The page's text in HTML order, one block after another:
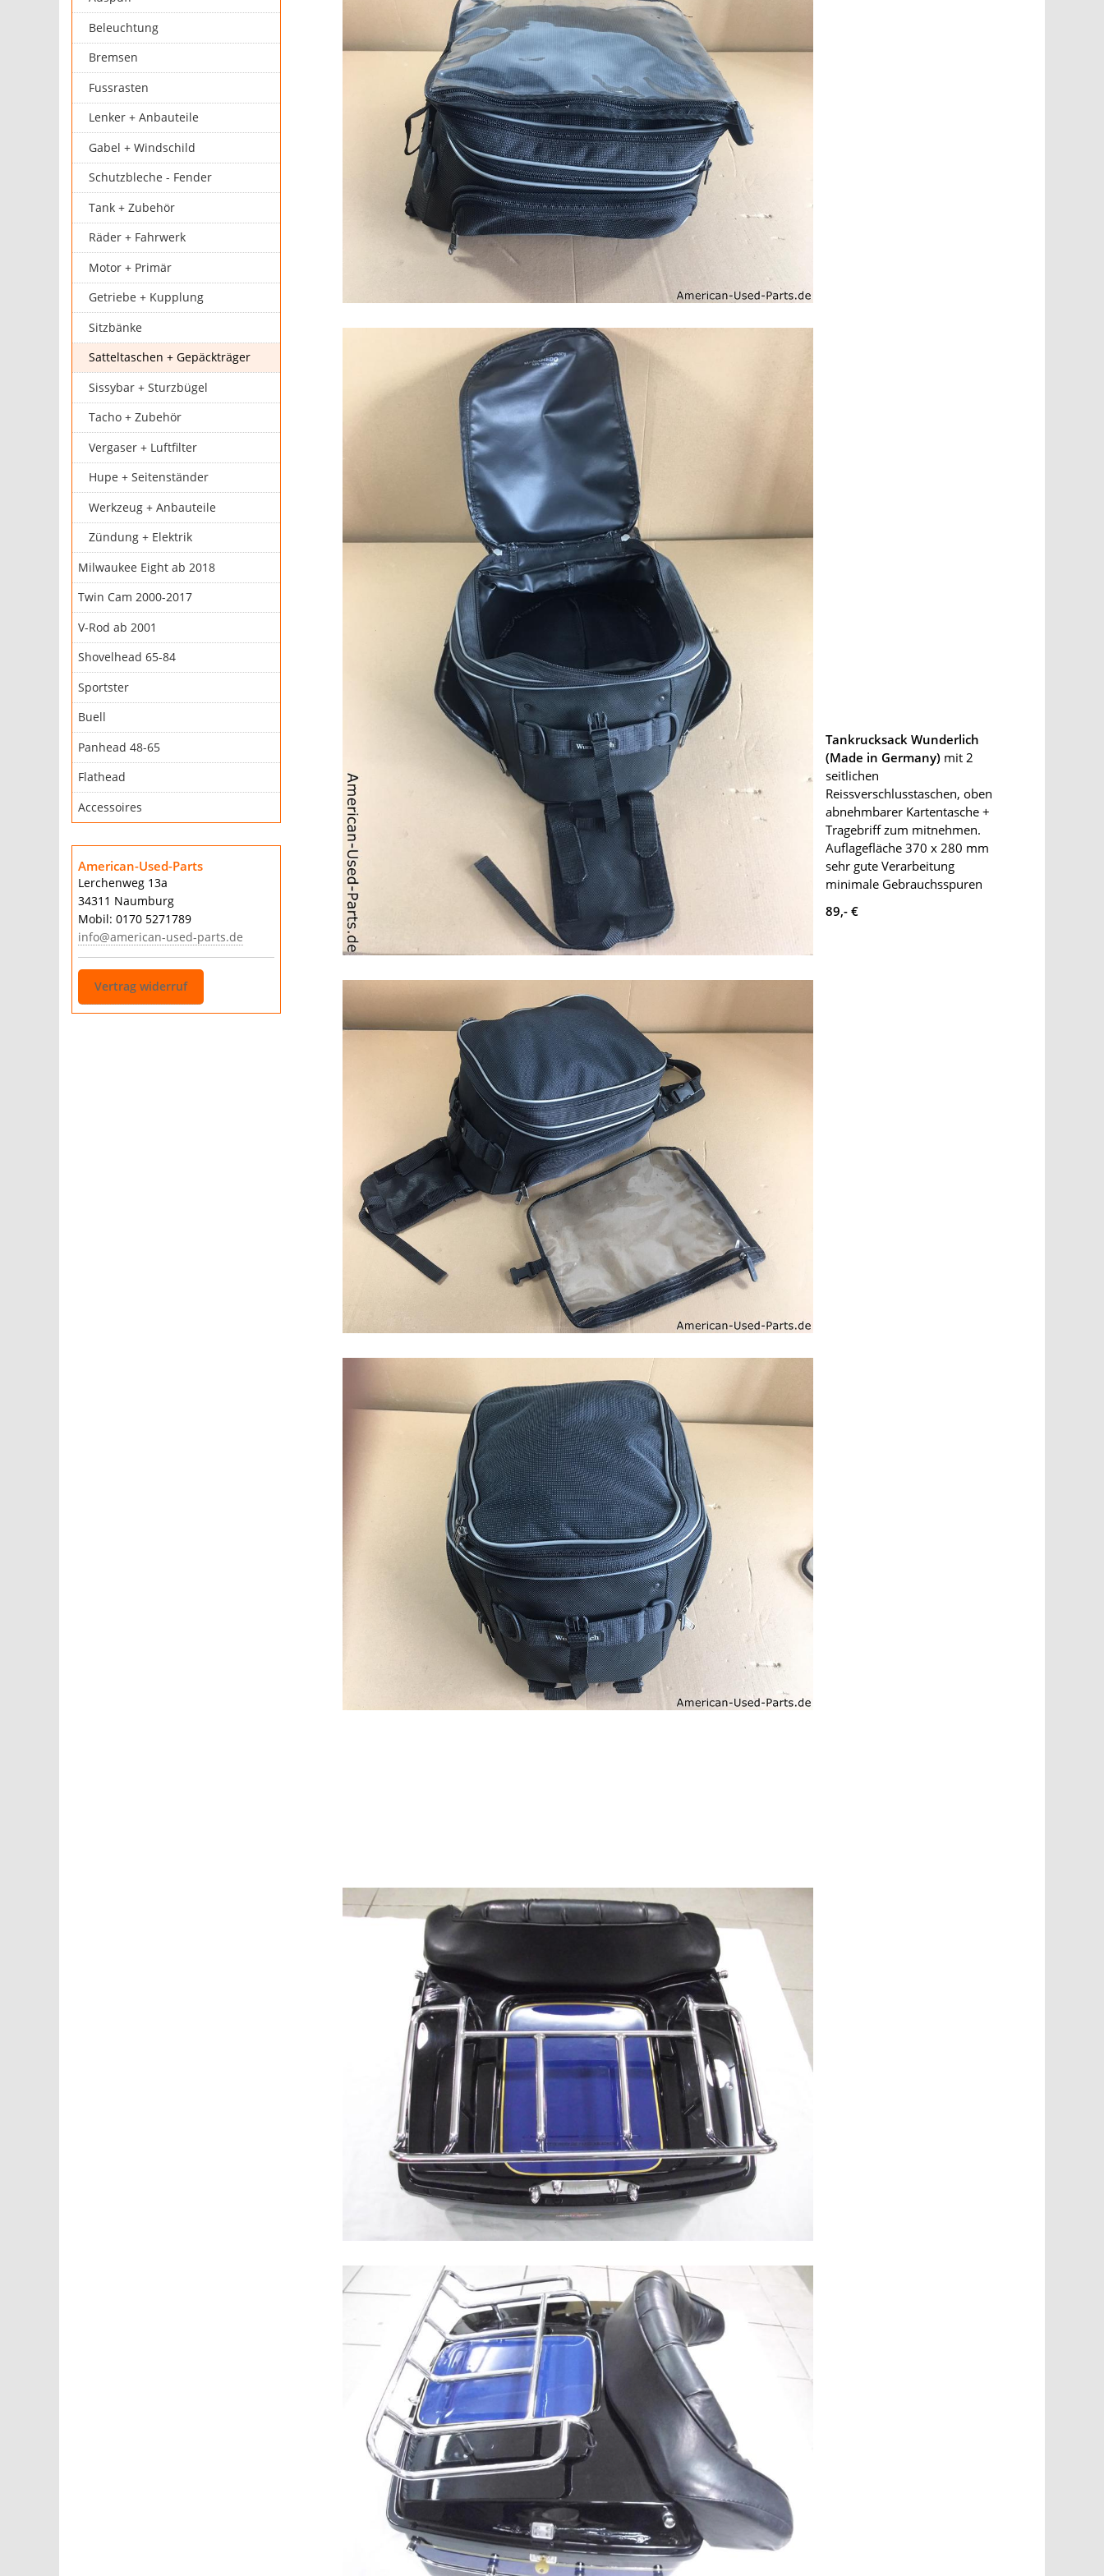
Beleuchtung
Bremsen
Fussrasten
Lenker + Anbauteile
Gabel + Windschild
Schutzbleche - Fender
Tank + Zubehör
Räder + Fahrwerk
Motor + Primär
Getriebe + Kupplung
Sitzbänke
Satteltaschen + Gepäckträger
Sissybar + Sturzbügel
Tacho + Zubehör
Vergaser + Luftfilter
Hupe + Seitenständer
Werkzeug + Anbauteile
Zündung + Elektrik
Milwaukee Eight ab 2018
Twin Cam 2000-2017
V-Rod ab 2001
Shovelhead 65-84
Sportster
Buell
Panhead 48-65
Flathead
Accessoires
American-Used-Parts
Lerchenweg 13a
34311 Naumburg
Mobil: 0170 5271789
info@american-used-parts.de
Vertrag widerruf
Tankrucksack Wunderlich
(Made in Germany)mit 2
seitlichen
Reissverschlusstaschen, oben
abnehmbarer Kartentasche +
Tragebriff zum mitnehmen.
Auflagefläche 370 x 280 mm
sehr gute Verarbeitung
minimale Gebrauchsspuren
89,- €